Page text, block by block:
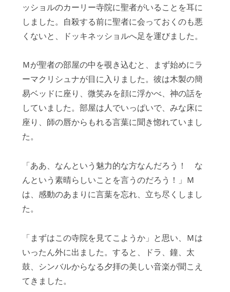
ッショルのカーリー寺院に聖者がいることを耳に
しました。自殺する前に聖者に会っておくのも悪
くないと、ドッキネッショルへ足を運びました。
Ｍが聖者の部屋の中を覗き込むと、まず始めにラ
ーマクリシュナが目に入りました。彼は木製の簡
易ベッドに座り、微笑みを顔に浮かべ、神の話を
していました。部屋は人でいっぱいで、みな床に
座り、師の唇からもれる言葉に聞き惚れていまし
た。
「ああ、なんという魅力的な方なんだろう！ な
んという素晴らしいことを言うのだろう！」Ｍ
は、感動のあまりに言葉を忘れ、立ち尽くしまし
た。
「まずはこの寺院を見てこようか」と思い、Ｍは
いったん外に出ました。すると、ドラ、鐘、太
鼓、シンバルからなる夕拝の美しい音楽が聞こえ
てきました。